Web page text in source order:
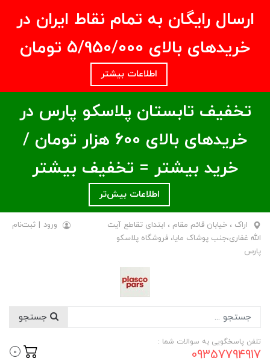
ارسال رایگان به تمام نقاط ایران در
خریدهای بالای ۵/950/000 تومان
اطلاعات بیشتر
تخفیف تابستان پلاسکو پارس در
خریدهای بالای ۶00 هزار تومان /
خرید بیشتر = تخفیف بیشتر
اطلاعات بیش‌تر
اراک ، خیابان قائم مقام ، ابتدای تقاطع آیت
الله غفاری،جنب پوشاک مایا، فروشگاه پلاسکو
پارس
ورود | ثبت‌نام
تلفن پاسخگویی به سوالات شما :
09357794917
0